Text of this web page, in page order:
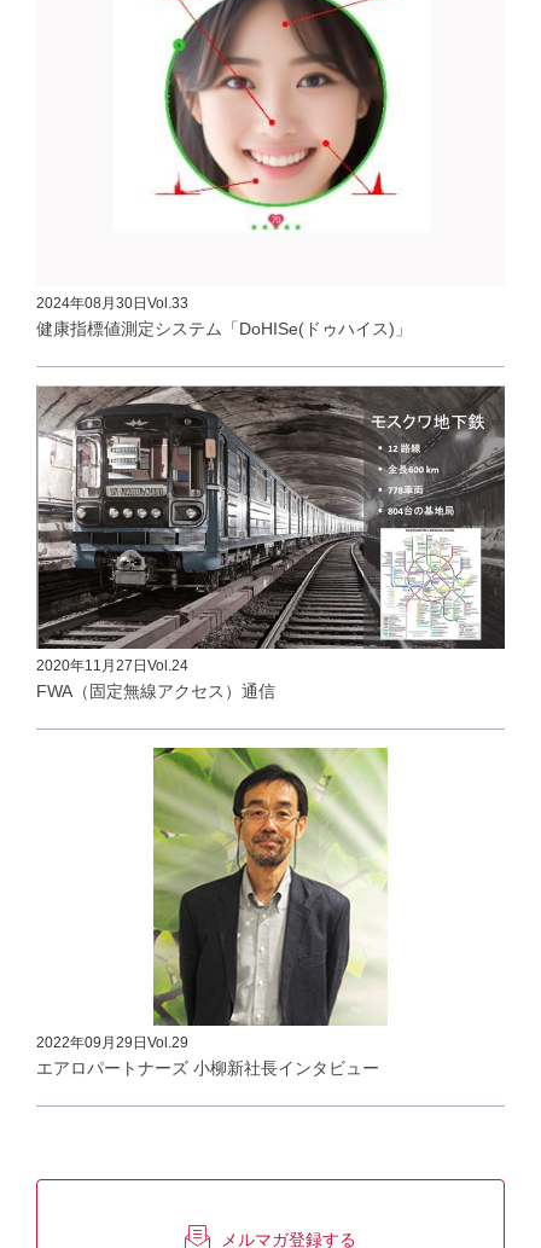
2024年08月30日Vol.33
健康指標値測定システム「DoHISe(ドゥハイス)」
2020年11月27日Vol.24
FWA（固定無線アクセス）通信
2022年09月29日 Vol.29
エアロパートナーズ 小柳新社長インタビュー
メルマガ登録する